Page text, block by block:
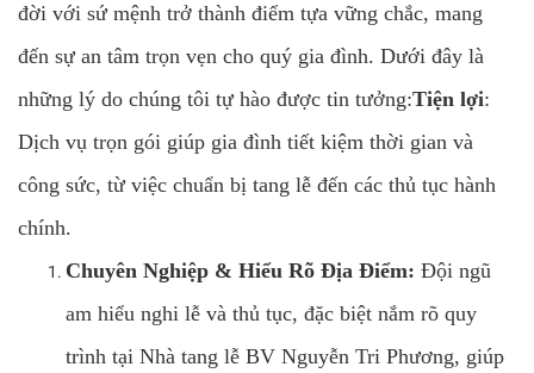
đời với sứ mệnh trở thành điểm tựa vững chắc, mang
đến sự an tâm trọn vẹn cho quý gia đình. Dưới đây là
những lý do chúng tôi tự hào được tin tưởng:Tiện lợi:
Dịch vụ trọn gói giúp gia đình tiết kiệm thời gian và
công sức, từ việc chuẩn bị tang lễ đến các thủ tục hành
chính.
Chuyên Nghiệp & Hiểu Rõ Địa Điểm: Đội ngũ
am hiểu nghi lễ và thủ tục, đặc biệt nắm rõ quy
trình tại Nhà tang lễ BV Nguyễn Tri Phương, giúp